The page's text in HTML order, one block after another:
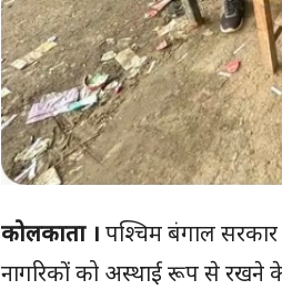
कोलकाता । पश्चिम बंगाल सरकार
नागरिकों को अस्थाई रूप से रखने के